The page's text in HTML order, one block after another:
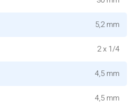
5,2 mm
2 x 1/4
4,5 mm
4,5 mm